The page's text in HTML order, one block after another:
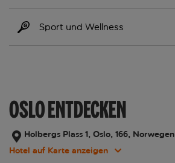
Sport und Wellness
OSLO ENTDECKEN
Holbergs Plass 1, Oslo, 166, Norwegen
Hotel auf Karte anzeigen